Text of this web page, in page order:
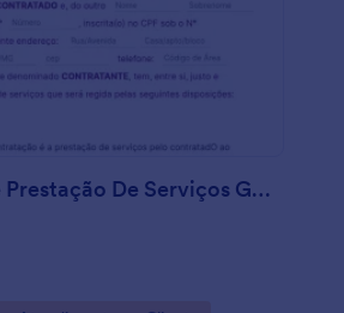
Contrato De Prestação De Serviços GIOLASER